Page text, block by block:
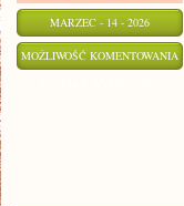
MARZEC - 14 - 2026
MOŻLIWOŚĆ KOMENTOWANIA